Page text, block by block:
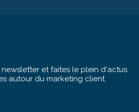
et faites le plein d‘actus
autour du marketing client.